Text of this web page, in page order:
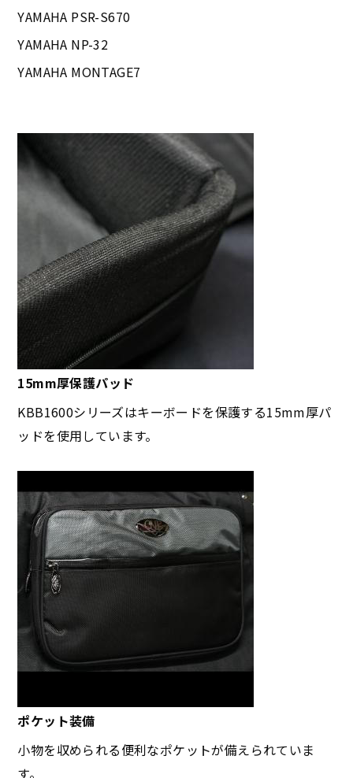
YAMAHA PSR-S670
YAMAHA NP-32
YAMAHA MONTAGE7
15mm厚保護パッド
KBB1600シリーズはキーボードを保護する15mm厚パ
ッドを使用しています。
ポケット装備
小物を収められる便利なポケットが備えられていま
す。